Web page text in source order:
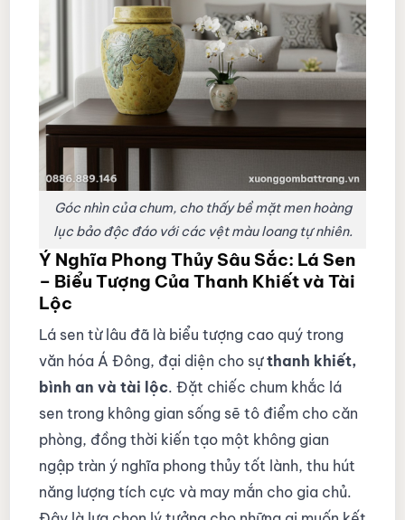
Góc nhìn của chum, cho thấy bề mặt men hoàng
lục bảo độc đáo với các vệt màu loang tự nhiên.
Ý Nghĩa Phong Thủy Sâu Sắc: Lá Sen
– Biểu Tượng Của Thanh Khiết và Tài
Lộc
Lá sen từ lâu đã là biểu tượng cao quý trong
văn hóa Á Đông, đại diện cho sựthanh khiết,
bình an và tài lộc. Đặt chiếc chum khắc lá
sen trong không gian sống sẽ tô điểm cho căn
phòng, đồng thời kiến tạo một không gian
ngập tràn ý nghĩa phong thủy tốt lành, thu hút
năng lượng tích cực và may mắn cho gia chủ.